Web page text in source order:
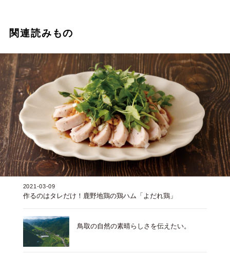
関連読みもの
2021-03-09
作るのはタレだけ！鹿野地鶏の鶏ハム「よだれ鶏」
鳥取の自然の素晴らしさを伝えたい。